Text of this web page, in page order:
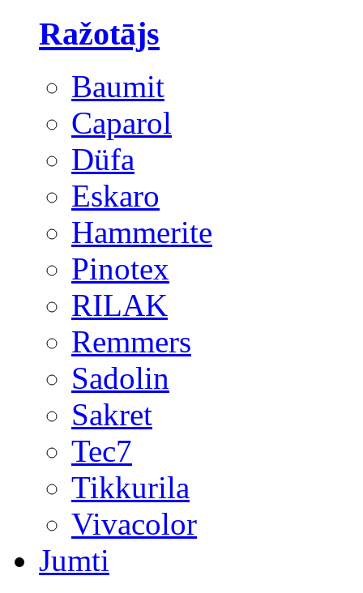
Ražotājs
Baumit
Caparol
Düfa
Eskaro
Hammerite
Pinotex
RILAK
Remmers
Sadolin
Sakret
Tec7
Tikkurila
Vivacolor
Jumti